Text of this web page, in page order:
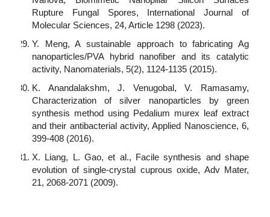
Rupture Fungal Spores, International Journal of
Molecular Sciences, 24, Article 1298 (2023).
Y. Meng, A sustainable approach to fabricating Ag
nanoparticles/PVA hybrid nanofiber and its catalytic
activity, Nanomaterials, 5(2), 1124-1135 (2015).
K. Anandalakshm, J. Venugobal, V. Ramasamy,
Characterization of silver nanoparticles by green
synthesis method using Pedalium murex leaf extract
and their antibacterial activity, Applied Nanoscience, 6,
399-408 (2016).
X. Liang, L. Gao, et al., Facile synthesis and shape
evolution of single-crystal cuprous oxide, Adv Mater,
21, 2068-2071 (2009).